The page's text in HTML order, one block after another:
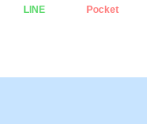
LINE Pocket